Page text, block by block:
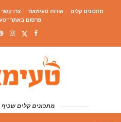
מתכונים קלים אודות טעימאוד צרו קשר
פרסום באתר
מתכונים קלים שכיף